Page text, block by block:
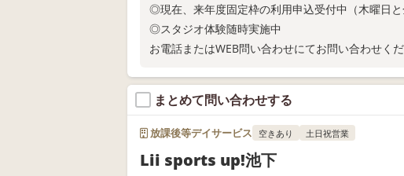
◎現在、来年度固定枠の利用申込受付中（木曜日と
◎スタジオ体験随時実施中
お電話またはWEB問い合わせにてお問い合わせくだ
まとめて問い合わせする
放課後等デイサービス 空きあり 土日祝営業
Lii sports up!池下